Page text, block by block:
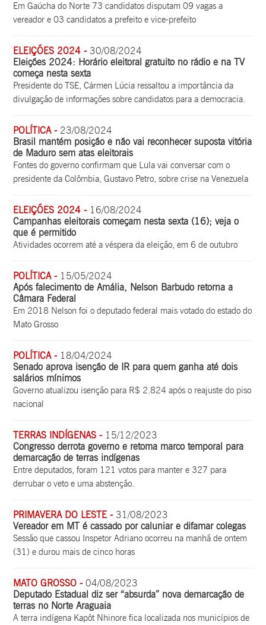
Em Gaúcha do Norte 73 candidatos disputam 09 vagas a
vereador e 03 candidatos a prefeito e vice-prefeito
ELEIÇÕES 2024 -30/08/2024
Eleições 2024: Horário eleitoral gratuito no rádio e na TV
começa nesta sexta
Presidente do TSE, Cármen Lúcia ressaltou a importância da
divulgação de informações sobre candidatos para a democracia.
POLÍTICA - 23/08/2024
Brasil mantém posição e não vai reconhecer suposta vitória
de Maduro sem atas eleitorais
Fontes do governo confirmam que Lula vai conversar com o
presidente da Colômbia, Gustavo Petro, sobre crise na Venezuela
ELEIÇÕES 2024 - 16/08/2024
Campanhas eleitorais começam nesta sexta (16); veja o
que é permitido
Atividades ocorrem até a véspera da eleição, em 6 de outubro
POLÍTICA - 15/05/2024
Após falecimento de Amália, Nelson Barbudo retorna a
Câmara Federal
Em 2018 Nelson foi o deputado federal mais votado do estado do
Mato Grosso
POLÍTICA - 18/04/2024
Senado aprova isenção de IR para quem ganha até dois
salários mínimos
Governo atualizou isenção para R$ 2.824 após o reajuste do piso
nacional
TERRAS INDÍGENAS - 15/12/2023
Congresso derrota governo e retoma marco temporal para
demarcação de terras indígenas
Entre deputados, foram 121 votos para manter e 327 para
derrubar o veto e uma abstenção.
PRIMAVERA DO LESTE -31/08/2023
Vereador em MT é cassado por caluniar e difamar colegas
Sessão que cassou Inspetor Adriano ocorreu na manhã de ontem
(31) e durou mais de cinco horas
MATO GROSSO -04/08/2023
Deputado Estadual diz ser “absurda” nova demarcação de
terras no Norte Araguaia
A terra indígena Kapôt Nhinore fica localizada nos municípios de